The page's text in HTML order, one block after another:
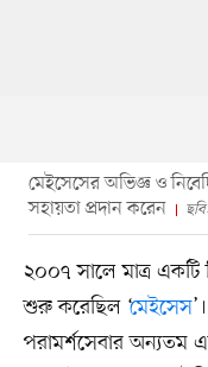
মেইসেসের অভিজ্ঞ ও
সহায়তা প্রদান করেন
২০০৭ সালে মাত্র একটি
শুরু করেছিল ‘মেইসেস
পরামর্শসেবার অন্যতম